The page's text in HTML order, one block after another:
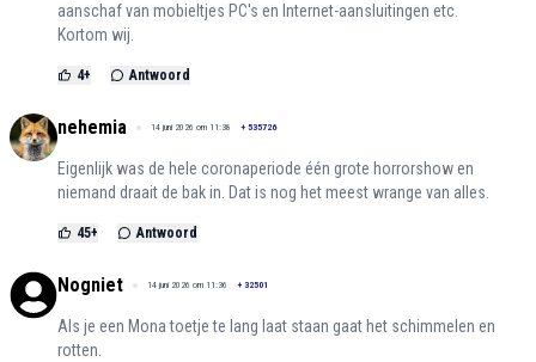
aanschaf van mobieltjes PC's en Internet-aansluitingen etc.
Kortom wij.
4+ Antwoord
nehemia 14 juni 2026 om 11:38 + 535726
Eigenlijk was de hele coronaperiode één grote horrorshow en
niemand draait de bak in. Dat is nog het meest wrange van alles.
45+ Antwoord
Nogniet 14 juni 2026 om 11:36 + 32501
Als je een Mona toetje te lang laat staan gaat het schimmelen en
rotten.